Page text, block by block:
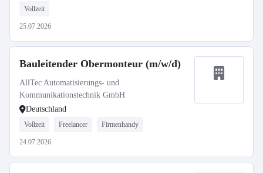
Vollzeit
25.07.2026
Bauleitender Obermonteur (m/w/d)
AllTec Automatisierungs- und
Kommunikationstechnik GmbH
Deutschland
Vollzeit Freelancer Firmenhandy
24.07.2026